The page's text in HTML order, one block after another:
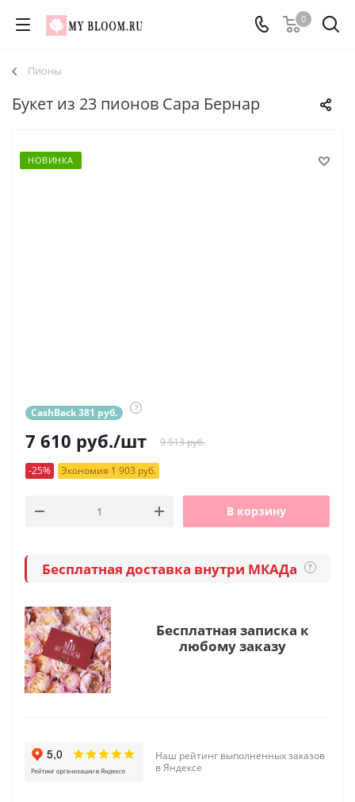
0
Пионы
Букет из 23 пионов Сара Бернар
НОВИНКА
CashBack 381 руб. ?
7 610 руб./шт 9 513 руб.
-25% Экономия 1 903 руб.
В корзину
Бесплатная доставка внутри МКАДа ?
Бесплатная записка к
любому заказу
Наш рейтинг выполненных заказов
в Яндексе